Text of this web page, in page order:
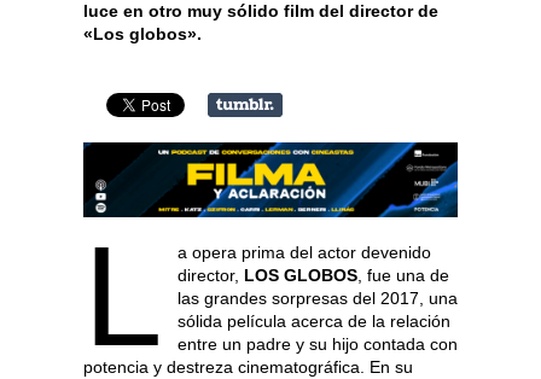
luce en otro muy sólido film del director de
«Los globos».
L
a opera prima del actor devenido
director, LOS GLOBOS, fue una de
las grandes sorpresas del 2017, una
sólida película acerca de la relación
entre un padre y su hijo contada con
potencia y destreza cinematográfica. En su